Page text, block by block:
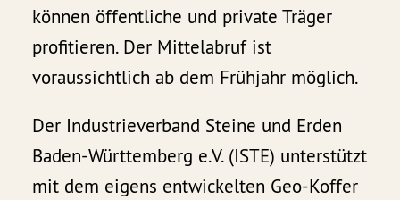
können öffentliche und private Träger
profitieren. Der Mittelabruf ist
voraussichtlich ab dem Frühjahr möglich.
Der Industrieverband Steine und Erden
Baden-Württemberg e.V. (ISTE) unterstützt
mit dem eigens entwickelten Geo-Koffer